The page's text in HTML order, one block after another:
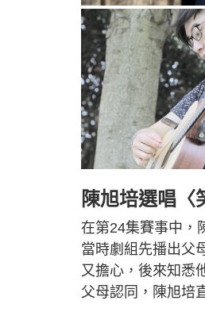
陳旭培選唱〈
在第24集賽事中，
當時劇組先播出父
又擔心，後來知悉
父母認同，陳旭培